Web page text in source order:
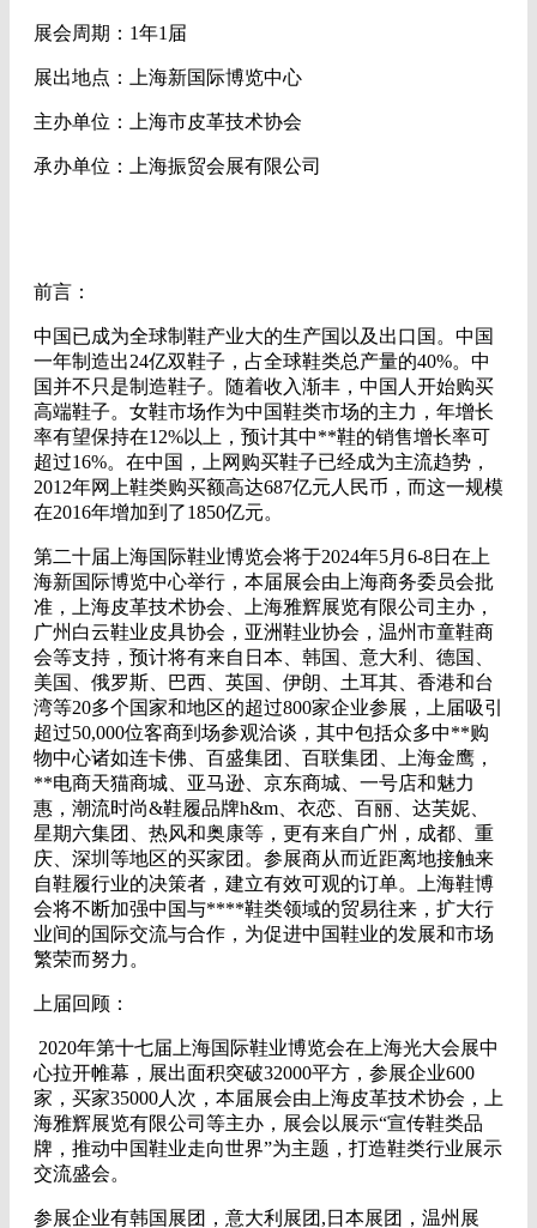
展会周期：1年1届
展出地点：上海新国际博览中心
主办单位：上海市皮革技术协会
承办单位：上海振贸会展有限公司
前言：
中国已成为全球制鞋产业大的生产国以及出口国。中国
一年制造出24亿双鞋子，占全球鞋类总产量的40%。中
国并不只是制造鞋子。随着收入渐丰，中国人开始购买
高端鞋子。女鞋市场作为中国鞋类市场的主力，年增长
率有望保持在12%以上，预计其中**鞋的销售增长率可
超过16%。在中国，上网购买鞋子已经成为主流趋势，
2012年网上鞋类购买额高达687亿元人民币，而这一规模
在2016年增加到了1850亿元。
第二十届上海国际鞋业博览会将于2024年5月6-8日在上
海新国际博览中心举行，本届展会由上海商务委员会批
准，上海皮革技术协会、上海雅辉展览有限公司主办，
广州白云鞋业皮具协会，亚洲鞋业协会，温州市童鞋商
会等支持，预计将有来自日本、韩国、意大利、德国、
美国、俄罗斯、巴西、英国、伊朗、土耳其、香港和台
湾等20多个国家和地区的超过800家企业参展，上届吸引
超过50,000位客商到场参观洽谈，其中包括众多中**购
物中心诸如连卡佛、百盛集团、百联集团、上海金鹰，
**电商天猫商城、亚马逊、京东商城、一号店和魅力
惠，潮流时尚&鞋履品牌h&m、衣恋、百丽、达芙妮、
星期六集团、热风和奥康等，更有来自广州，成都、重
庆、深圳等地区的买家团。参展商从而近距离地接触来
自鞋履行业的决策者，建立有效可观的订单。上海鞋博
会将不断加强中国与****鞋类领域的贸易往来，扩大行
业间的国际交流与合作，为促进中国鞋业的发展和市场
繁荣而努力。
上届回顾：
2020年第十七届上海国际鞋业博览会在上海光大会展中
心拉开帷幕，展出面积突破32000平方，参展企业600
家，买家35000人次，本届展会由上海皮革技术协会，上
海雅辉展览有限公司等主办，展会以展示“宣传鞋类品
牌，推动中国鞋业走向世界”为主题，打造鞋类行业展示
交流盛会。
参展企业有韩国展团，意大利展团,日本展团，温州展